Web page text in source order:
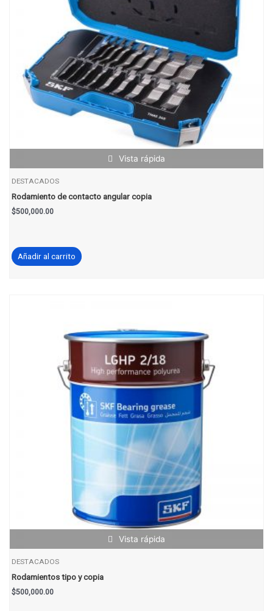
Vista rápida
DESTACADOS
Rodamiento de contacto angular copia
$500,000.00
Añadir al carrito
Vista rápida
DESTACADOS
Rodamientos tipo y copia
$500,000.00